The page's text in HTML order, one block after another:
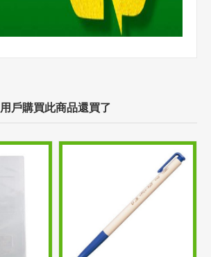
用戶購買此商品還買了